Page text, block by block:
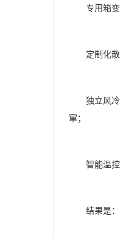
专用箱
定制化
独立风冷
窜；
智能温
结果是：